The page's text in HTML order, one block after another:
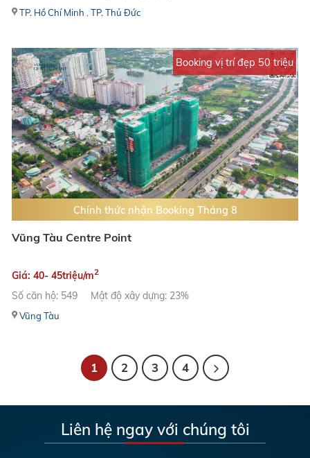
TP. Hồ Chí Minh , TP. Thủ Đức
Booking vị trí đẹp 50 triệu
Chính thức nhận Booking Tháng 8
Vũng Tàu Centre Point
Giá: 40- 45triệu/m2
Số căn hộ: 549 Mật độ xây dựng: 23%
Vũng Tàu
1 2 3 4
Liên hệ ngay với chúng tôi